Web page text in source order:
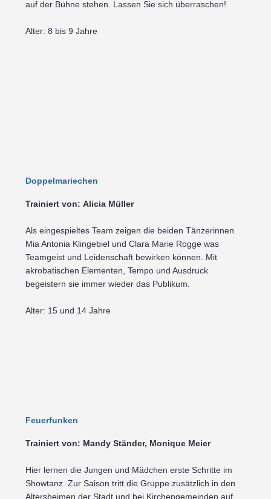
auf der Bühne stehen. Lassen Sie sich überraschen!
Alter: 8 bis 9 Jahre
Doppelmariechen
Trainiert von: Alicia Müller
Als eingespieltes Team zeigen die beiden Tänzerinnen
Mia Antonia Klingebiel und Clara Marie Rogge was
Teamgeist und Leidenschaft bewirken können. Mit
akrobatischen Elementen, Tempo und Ausdruck
begeistern sie immer wieder das Publikum.
Alter: 15 und 14 Jahre
Feuerfunken
Trainiert von: Mandy Ständer, Monique Meier
Hier lernen die Jungen und Mädchen erste Schritte im
Showtanz. Zur Saison tritt die Gruppe zusätzlich in den
Altersheimen der Stadt und bei Kirchengemeinden auf.